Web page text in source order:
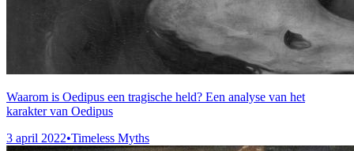
Waarom is Oedipus een tragische held? Een analyse van het
karakter van Oedipus
3 april 2022•Timeless Myths